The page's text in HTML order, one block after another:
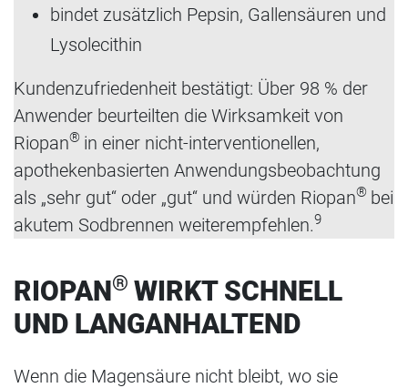
bindet zusätzlich Pepsin, Gallensäuren und
Lysolecithin
Kundenzufriedenheit bestätigt: Über 98 % der
Anwender beurteilten die Wirksamkeit von
Riopan® in einer nicht-interventionellen,
apothekenbasierten Anwendungsbeobachtung
als „sehr gut“ oder „gut“ und würden Riopan® bei
akutem Sodbrennen weiterempfehlen.9
RIOPAN® WIRKT SCHNELL
UND LANGANHALTEND
Wenn die Magensäure nicht bleibt, wo sie